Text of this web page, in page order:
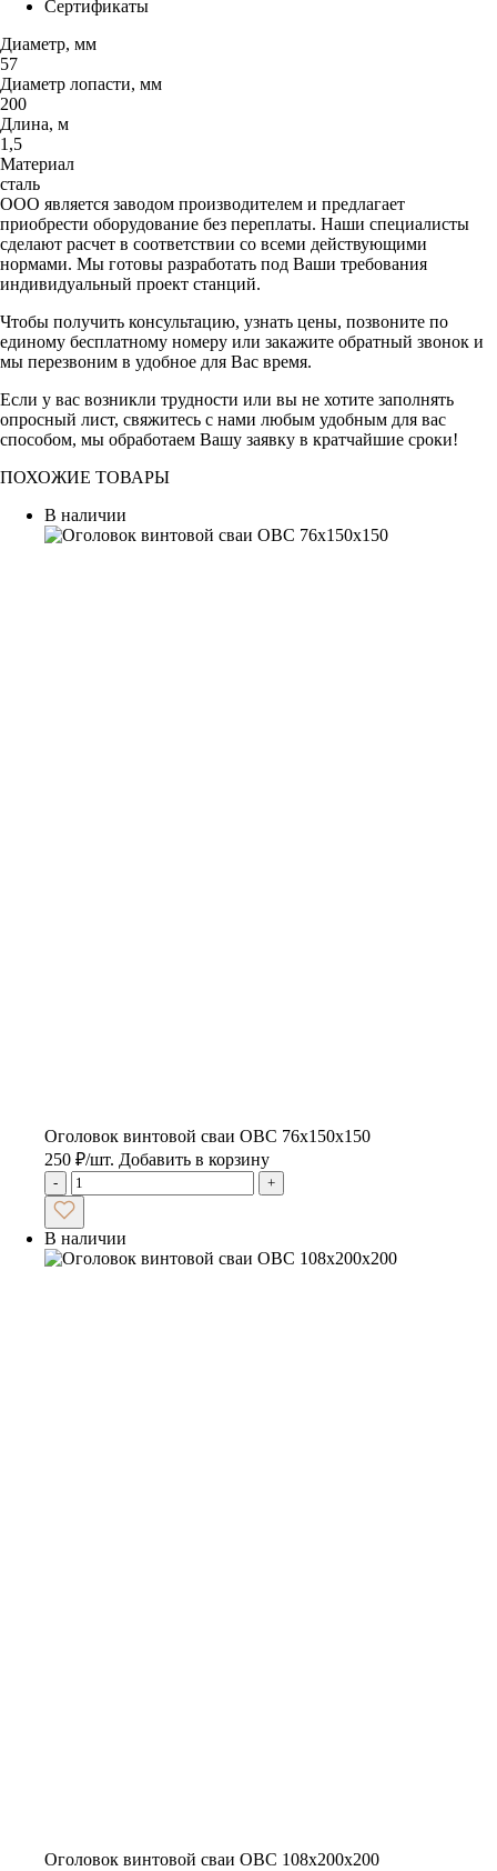
Сертификаты
Диаметр, мм
57
Диаметр лопасти, мм
200
Длина, м
1,5
Материал
сталь
ООО является заводом производителем и предлагает
приобрести оборудование без переплаты. Наши специалисты
сделают расчет в соответствии со всеми действующими
нормами. Мы готовы разработать под Ваши требования
индивидуальный проект станций.
Чтобы получить консультацию, узнать цены, позвоните по
единому бесплатному номеру или закажите обратный звонок и
мы перезвоним в удобное для Вас время.
Если у вас возникли трудности или вы не хотите заполнять
опросный лист, свяжитесь с нами любым удобным для вас
способом, мы обработаем Вашу заявку в кратчайшие сроки!
ПОХОЖИЕ ТОВАРЫ
В наличии
Оголовок винтовой сваи ОВС 76х150х150
250 ₽/шт. Добавить в корзину
- +
В наличии
Оголовок винтовой сваи ОВС 108х200х200